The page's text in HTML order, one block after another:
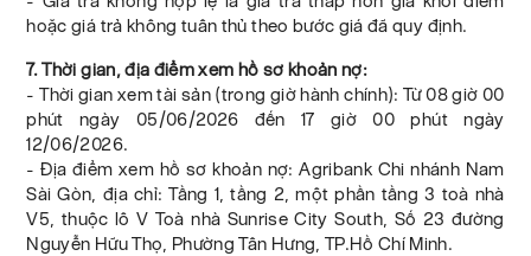
hoặc giá trả không tuân thủ theo bước giá đã quy định.
7. Thời gian, địa điểm xem hồ sơ khoản nợ:
- Thời gian xem tài sản (trong giờ hành chính): Từ 08 giờ 00
phút ngày 05/06/2026 đến 17 giờ 00 phút ngày
12/06/2026.
- Địa điểm xem hồ sơ khoản nợ: Agribank Chi nhánh Nam
Sài Gòn, địa chỉ: Tầng 1, tầng 2, một phần tầng 3 toà nhà
V5, thuộc lô V Toà nhà Sunrise City South, Số 23 đường
Nguyễn Hữu Thọ, Phường Tân Hưng, TP.Hồ Chí Minh.